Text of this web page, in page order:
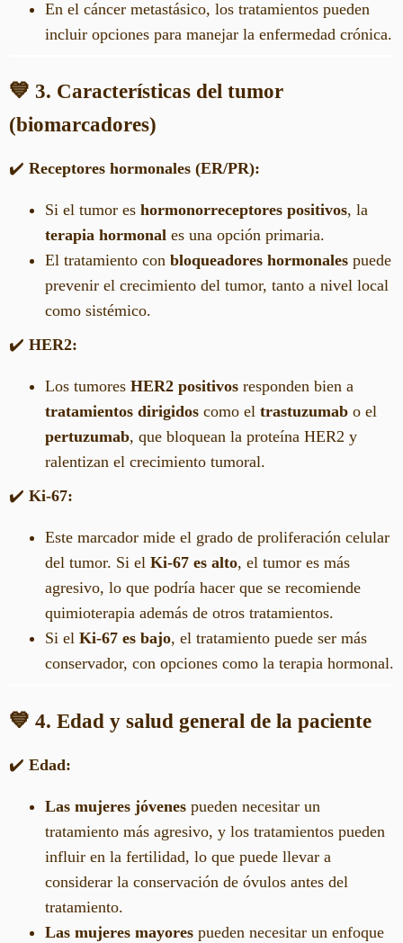
En el cáncer metastásico, los tratamientos pueden
incluir opciones para manejar la enfermedad crónica.
💙 3. Características del tumor
(biomarcadores)
✔️ Receptores hormonales (ER/PR):
Si el tumor es hormonorreceptores positivos, la
terapia hormonal es una opción primaria.
El tratamiento con bloqueadores hormonales puede
prevenir el crecimiento del tumor, tanto a nivel local
como sistémico.
✔️ HER2:
Los tumores HER2 positivos responden bien a
tratamientos dirigidos como el trastuzumab o el
pertuzumab, que bloquean la proteína HER2 y
ralentizan el crecimiento tumoral.
✔️ Ki-67:
Este marcador mide el grado de proliferación celular
del tumor. Si el Ki-67 es alto, el tumor es más
agresivo, lo que podría hacer que se recomiende
quimioterapia además de otros tratamientos.
Si el Ki-67 es bajo, el tratamiento puede ser más
conservador, con opciones como la terapia hormonal.
💙 4. Edad y salud general de la paciente
✔️ Edad:
Las mujeres jóvenes pueden necesitar un
tratamiento más agresivo, y los tratamientos pueden
influir en la fertilidad, lo que puede llevar a
considerar la conservación de óvulos antes del
tratamiento.
Las mujeres mayores pueden necesitar un enfoque